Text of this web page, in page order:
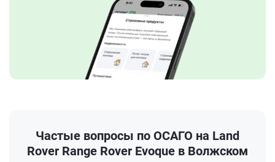
Частые вопросы по ОСАГО на Land
Rover Range Rover Evoque в Волжском